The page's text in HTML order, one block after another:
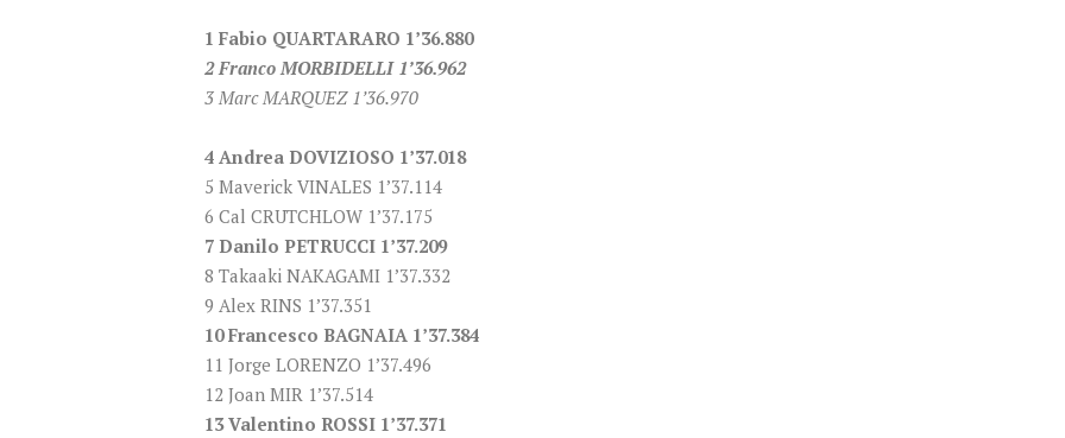
1 Fabio QUARTARARO 1’36.880
2 Franco MORBIDELLI 1’36.962
3 Marc MARQUEZ 1’36.970
4 Andrea DOVIZIOSO 1’37.018
5 Maverick VINALES 1’37.114
6 Cal CRUTCHLOW 1’37.175
7 Danilo PETRUCCI 1’37.209
8 Takaaki NAKAGAMI 1’37.332
9 Alex RINS 1’37.351
10 Francesco BAGNAIA 1’37.384
11 Jorge LORENZO 1’37.496
12 Joan MIR 1’37.514
13 Valentino ROSSI 1’37.371